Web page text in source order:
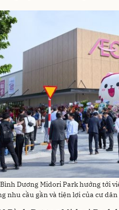
Dương Midori Park hướng tới
nhu cầu gần và tiện lợi của cư